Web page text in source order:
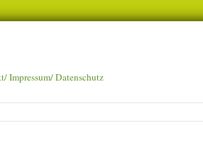
Impressum/ Datenschutz